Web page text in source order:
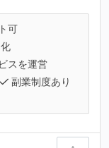
可
スを運営
副業制度あり